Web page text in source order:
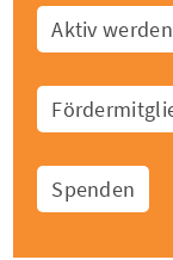
Aktiv
Spenden